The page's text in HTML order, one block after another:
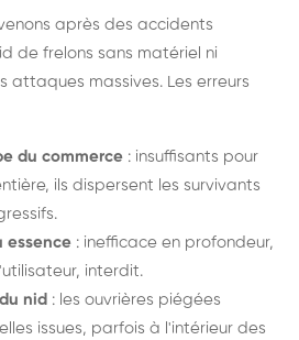
après des accidents
de frelons sans matériel ni
attaques massives. Les erreurs
du commerce : insuffisants pour
ils dispersent les survivants
essence : inefficace en profondeur,
interdit.
nid : les ouvrières piégées
issues, parfois à l'intérieur des